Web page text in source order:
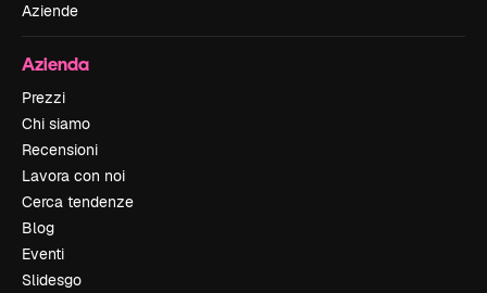
Aziende
Azienda
Prezzi
Chi siamo
Recensioni
Lavora con noi
Cerca tendenze
Blog
Eventi
Slidesgo